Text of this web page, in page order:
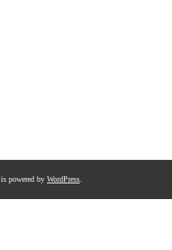
is powered by WordPress